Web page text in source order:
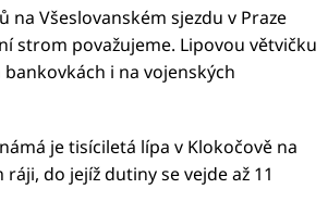
na Všeslovanském sjezdu v Praze
strom považujeme. Lipovou větvičku
i na vojenských
je tisíciletá lípa v Klokočově na
do jejíž dutiny se vejde až 11